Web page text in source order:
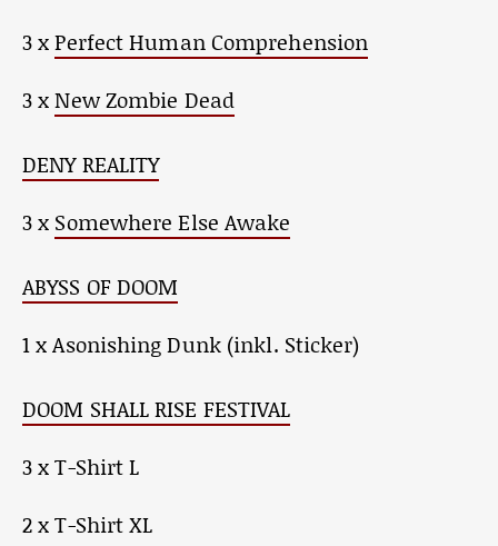
3 xPerfect Human Comprehension
3 xNew Zombie Dead
DENY REALITY
3 x Somewhere Else Awake
ABYSS OF DOOM
1 x Asonishing Dunk (inkl. Sticker)
DOOM SHALL RISE FESTIVAL
3 x T-Shirt L
2 x T-Shirt XL